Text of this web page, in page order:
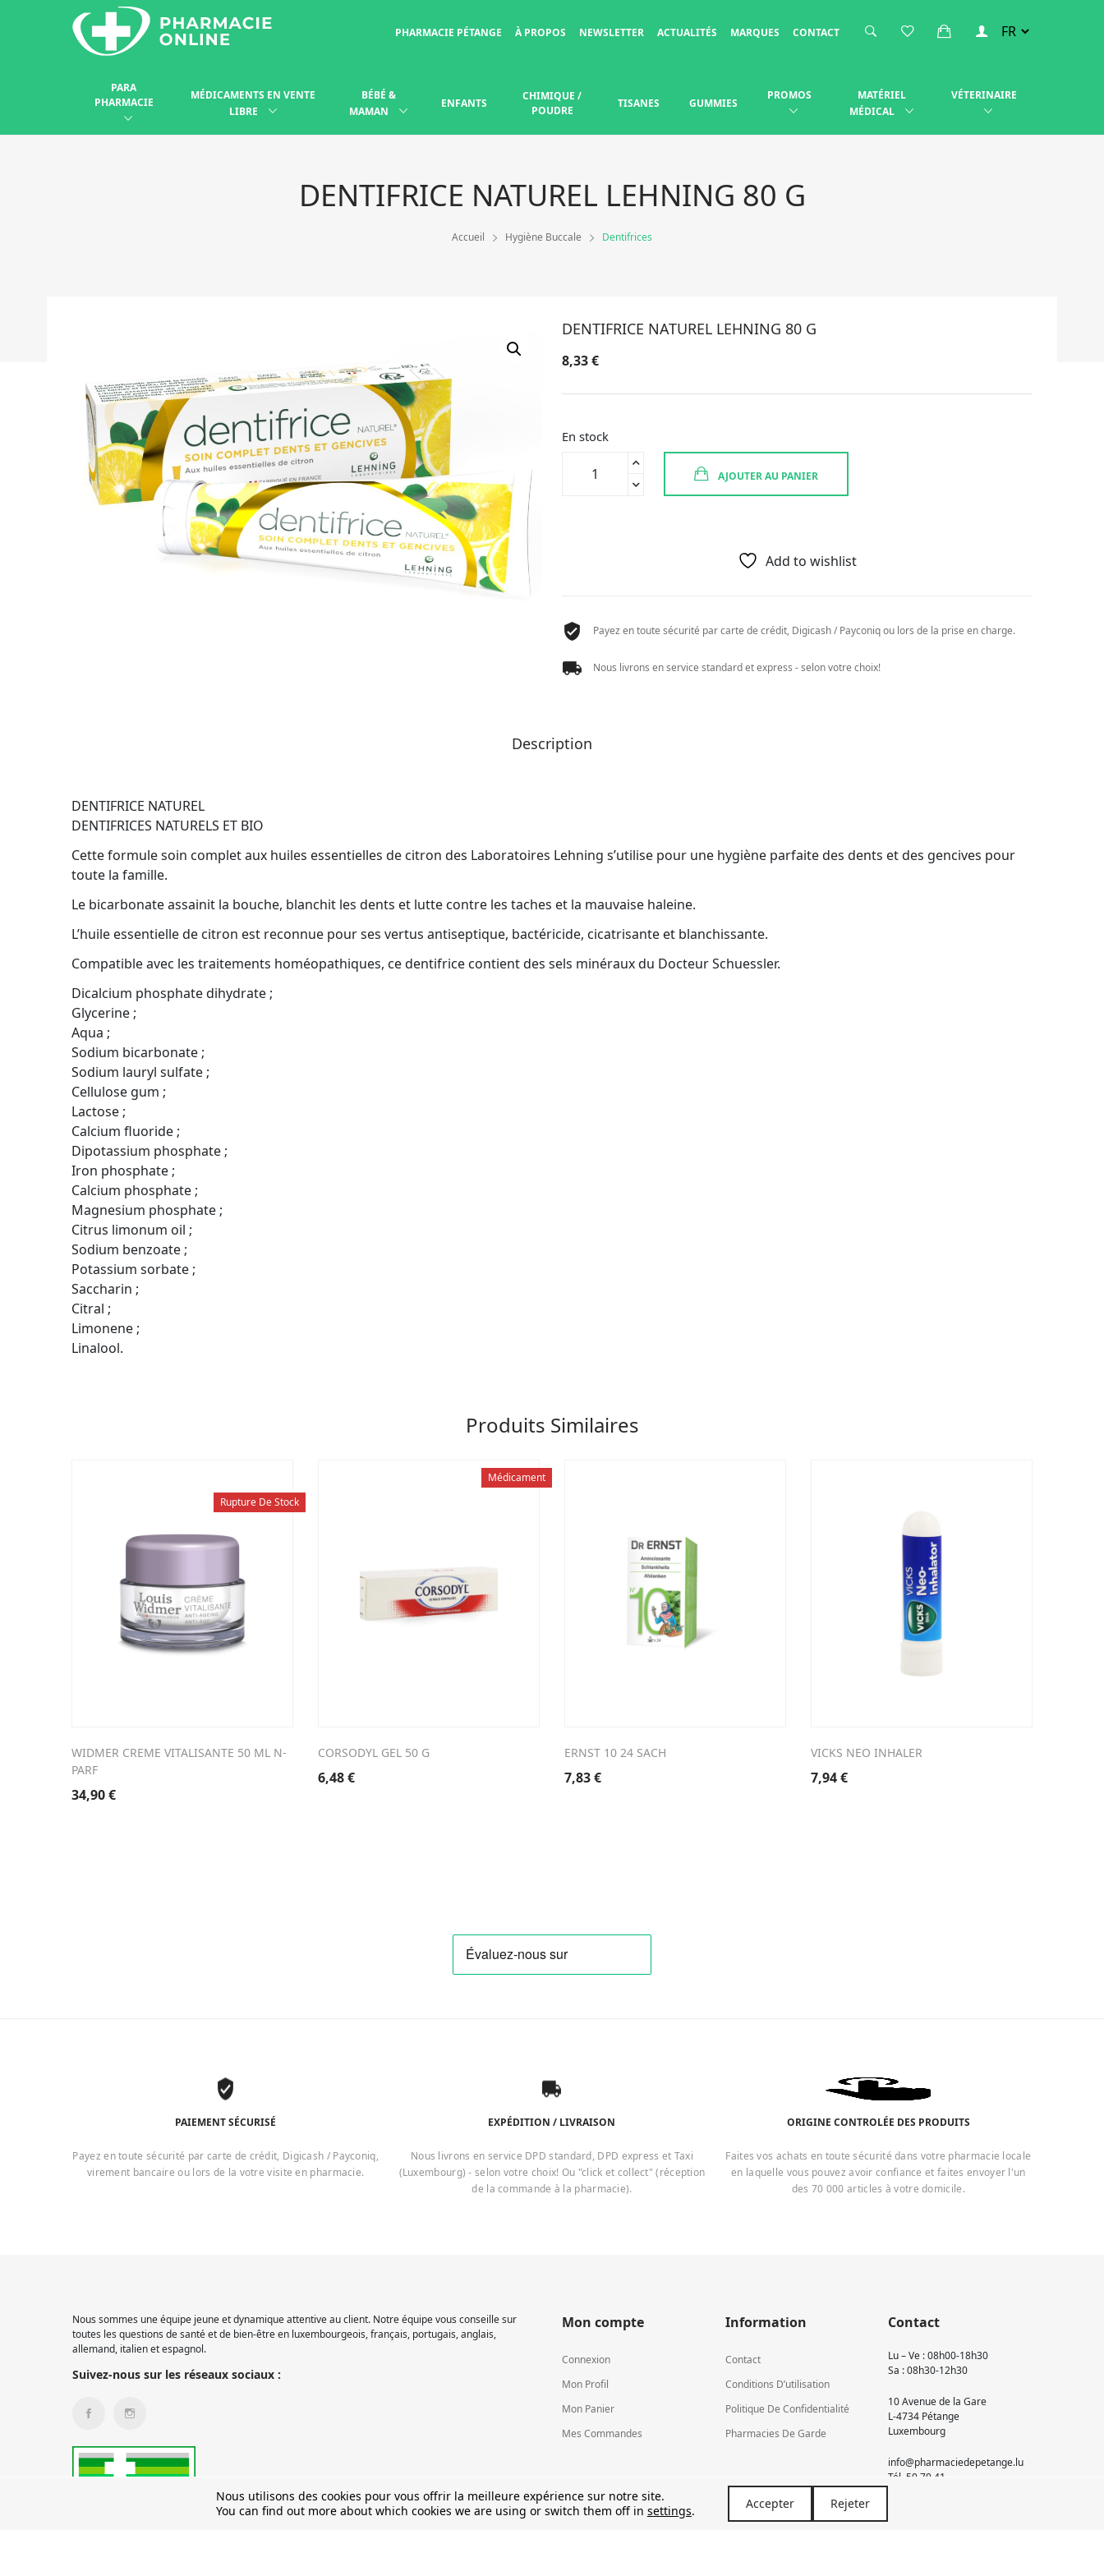
PHARMACIE PÉTANGE À PROPOS NEWSLETTER ACTUALITÉS MARQUES CONTACT
PARA
PHARMACIE
MÉDICAMENTS EN VENTE
LIBRE
BÉBÉ &
MAMAN
ENFANTS
CHIMIQUE /
POUDRE
TISANES GUMMIES
PROMOS
MATÉRIEL
MÉDICAL
VÉTERINAIRE
DENTIFRICE NATUREL LEHNING 80 G
Accueil Hygiène Buccale Dentifrices
DENTIFRICE NATUREL LEHNING 80 G
8,33€
En stock
AJOUTER AU PANIER
Add to wishlist
Payez en toute sécurité par carte de crédit, Digicash / Payconiq ou lors de la prise en charge.
Nous livrons en service standard et express - selon votre choix!
Description
DENTIFRICE NATUREL
DENTIFRICES NATURELS ET BIO
Cette formule soin complet aux huiles essentielles de citron des Laboratoires Lehning s’utilise pour une hygiène parfaite des dents et des gencives pour
toute la famille.
Le bicarbonate assainit la bouche, blanchit les dents et lutte contre les taches et la mauvaise haleine.
L’huile essentielle de citron est reconnue pour ses vertus antiseptique, bactéricide, cicatrisante et blanchissante.
Compatible avec les traitements homéopathiques, ce dentifrice contient des sels minéraux du Docteur Schuessler.
Dicalcium phosphate dihydrate ;
Glycerine ;
Aqua ;
Sodium bicarbonate ;
Sodium lauryl sulfate ;
Cellulose gum ;
Lactose ;
Calcium fluoride ;
Dipotassium phosphate ;
Iron phosphate ;
Calcium phosphate ;
Magnesium phosphate ;
Citrus limonum oil ;
Sodium benzoate ;
Potassium sorbate ;
Saccharin ;
Citral ;
Limonene ;
Linalool.
Produits Similaires
Rupture De Stock
WIDMER CREME VITALISANTE 50 ML N-
PARF
34,90€
Médicament
CORSODYL GEL 50 G
6,48€
ERNST 10 24 SACH
7,83€
VICKS NEO INHALER
7,94€
PAIEMENT SÉCURISÉ
Payez en toute sécurité par carte de crédit, Digicash / Payconiq,
virement bancaire ou lors de la votre visite en pharmacie.
EXPÉDITION / LIVRAISON
Nous livrons en service DPD standard, DPD express et Taxi
(Luxembourg) - selon votre choix! Ou "click et collect" (réception
de la commande à la pharmacie).
ORIGINE CONTROLÉE DES PRODUITS
Faites vos achats en toute sécurité dans votre pharmacie locale
en laquelle vous pouvez avoir confiance et faites envoyer l'un
des 70 000 articles à votre domicile.
Nous sommes une équipe jeune et dynamique attentive au client. Notre équipe vous conseille sur
toutes les questions de santé et de bien-être en luxembourgeois, français, portugais, anglais,
allemand, italien et espagnol.
Suivez-nous sur les réseaux sociaux :
Mon compte
Connexion
Mon Profil
Mon Panier
Mes Commandes
Information
Contact
Conditions D’utilisation
Politique De Confidentialité
Pharmacies De Garde
Contact
Lu – Ve : 08h00-18h30
Sa : 08h30-12h30
10 Avenue de la Gare
L-4734 Pétange
Luxembourg
info@pharmaciedepetange.lu
Tél. 50 70 41
Nous utilisons des cookies pour vous offrir la meilleure expérience sur notre site.
You can find out more about which cookies we are using or switch them off in settings. Accepter Rejeter